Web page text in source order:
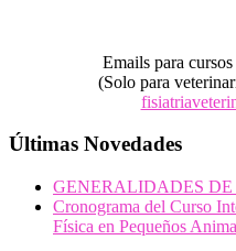
Emails para
(Solo para
Últimas Novedades
GENERALIDADES
Cronograma del Curso
Física en Pequeños